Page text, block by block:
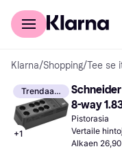
Kuluttajille
Klarna/Shopping/Tee se
Trendaava
+1
8-way
Pistorasia
Vertaile
Alkaen